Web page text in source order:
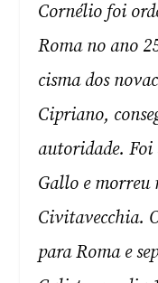
Cornélio foi
Roma no ano
cisma dos
Cipriano,
autoridade. Foi
Gallo e morreu
Civitavecchia.
para Roma e